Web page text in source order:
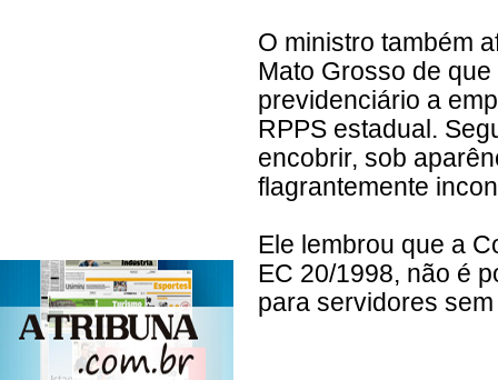
O ministro também
Mato Grosso de
previdenciário a
RPPS estadual.
encobrir, sob
flagrantemente
Ele lembrou que a
EC 20/1998, não é
para servidores